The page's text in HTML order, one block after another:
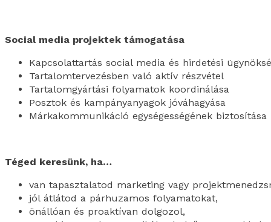
Social media projektek támogatása
Kapcsolattartás social media és hirdetési
Tartalomtervezésben való aktív részvétel
Tartalomgyártási folyamatok koordinálása
Posztok és kampányanyagok jóváhagyása
Márkakommunikáció egységességének biztosítása
Téged keresünk, ha…
van tapasztalatod marketing vagy
jól átlátod a párhuzamos folyamatokat,
önállóan és proaktívan dolgozol,